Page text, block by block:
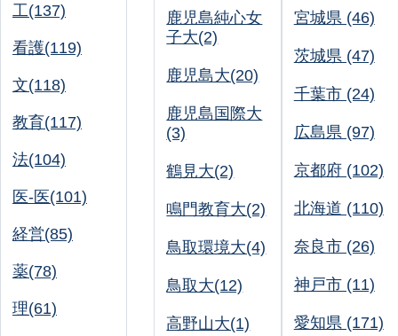
工(137)
看護(119)
文(118)
教育(117)
法(104)
医-医(101)
経営(85)
薬(78)
理(61)
鹿児島純心女
子大(2)
鹿児島大(20)
鹿児島国際大
(3)
鶴見大(2)
鳴門教育大(2)
鳥取環境大(4)
鳥取大(12)
高野山大(1)
宮城県 (46)
茨城県 (47)
千葉市 (24)
広島県 (97)
京都府 (102)
北海道 (110)
奈良市 (26)
神戸市 (11)
愛知県 (171)